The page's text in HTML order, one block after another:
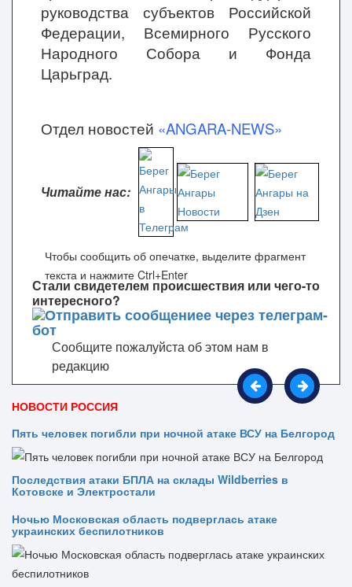
руководства субъектов Российской
Федерации, Всемирного Русского
Народного Собора и Фонда
Царьград.
Отдел новостей «ANGARA-NEWS»
Читайте нас:
Стали свидетелем происшествия или чего-то
интересного?
Сообщите пожалуйста об этом нам в
редакцию
Чтобы сообщить об опечатке, выделите фрагмент
текста и нажмите Ctrl+Enter
НОВОСТИ РОССИЯ
Пять человек погибли при ночной атаке ВСУ на Белгород
Последствия атаки БПЛА на склады Wildberries в
Котовске и Электростали
Ночью Московская область подверглась атаке
украинских беспилотников